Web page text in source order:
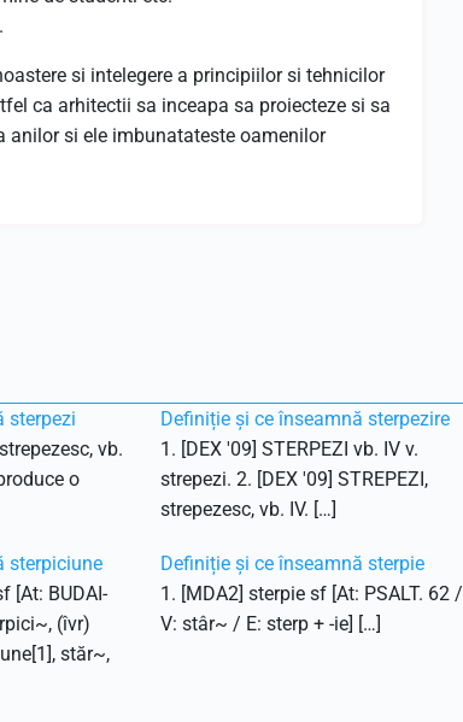
si intelegere a principiilor si tehnicilor
ca arhitectii sa inceapa sa proiecteze si sa
anilor si ele imbunatateste oamenilor
sterpezi
vb.
o
Definiție și ce înseamnă sterpezire
1. [DEX '09] STERPEZI vb. IV v.
strepezi. 2. [DEX '09] STREPEZI,
strepezesc, vb. IV. […]
sterpiciune
[At: BUDAI-
(îvr)
stăr~,
Definiție și ce înseamnă sterpie
1. [MDA2] sterpie sf [At: PSALT. 62 /
V: stâr~ / E: sterp + -ie] […]